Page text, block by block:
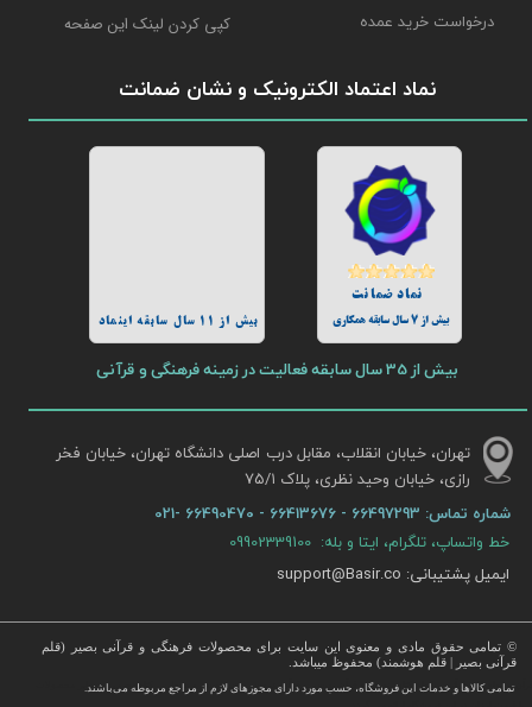
درخواست خرید عمده
© تمامی حقوق مادی و معنوی این سایت برای محصولات فرهنگی و قرآنی بصیر (قلم
قرآنی بصیر | قلم هوشمند) محفوظ میباشد.
تمامی كالاها و خدمات این فروشگاه، حسب مورد دارای مجوزهای لازم از مراجع مربوطه می‌باشند.
، انواع قلم قرآنی ، انواع کتاب نفیس و قرآن نفیس , قرآن عروس , کتب نفیس و معطر , کتاب چرمی و سایر محصولات
نماد اعتماد الکترونیک و نشان ضمانت
بیش از 11 سال سابقه اینماد
بیش از 35 سال سابقه فعالیت در زمینه فرهنگی و قرآنی
بیش از 7 سال سابقه همکاری
تهران، خیابان انقلاب، مقابل درب اصلی دانشگاه تهران، خیابان فخر
رازی، خیابان وحید نظری، پلاک ۷۵/۱​​​​​​​
شماره تماس:
خط واتساپ، تلگرام، ایتا و بله: 09902339100
ایمیل پشتیبانی: support@Basir.co
کپی کردن لینک این صفحه